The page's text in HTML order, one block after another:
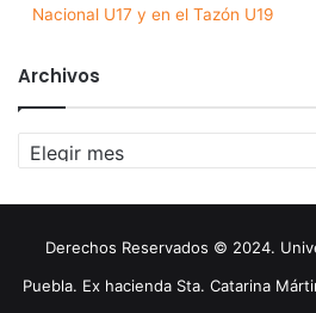
Nacional U17 y en el Tazón U19
Archivos
Archivos
Derechos Reservados © 2024.
Puebla. Ex hacienda Sta. Catarina